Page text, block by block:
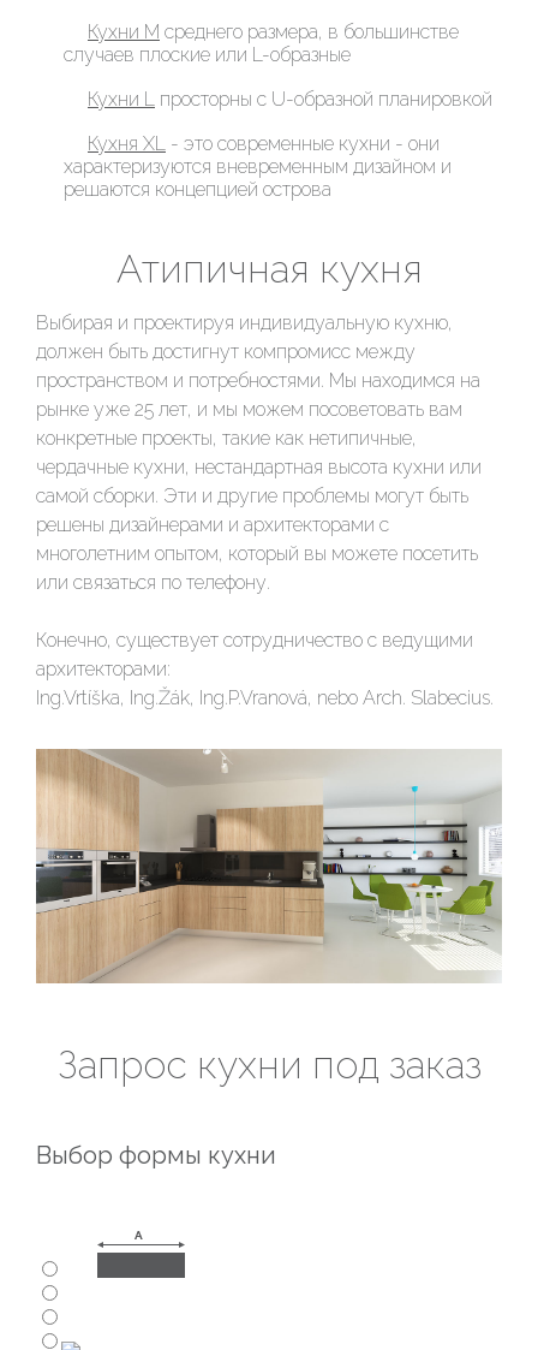
Кухни M среднего размера, в большинстве
случаев плоские или L-образные
Кухни L просторны с U-образной планировкой
Кухня XL - это современные кухни - они
характеризуются вневременным дизайном и
решаются концепцией острова
Атипичная кухня
Выбирая и проектируя индивидуальную кухню,
должен быть достигнут компромисс между
пространством и потребностями. Мы находимся на
рынке уже 25 лет, и мы можем посоветовать вам
конкретные проекты, такие как нетипичные,
чердачные кухни, нестандартная высота кухни или
самой сборки. Эти и другие проблемы могут быть
решены дизайнерами и архитекторами с
многолетним опытом, который вы можете посетить
или связаться по телефону.
Конечно, существует сотрудничество с ведущими
архитекторами:
Ing.Vrtíška, Ing.Žák, Ing.P.Vranová, nebo Arch. Slabecius.
Запрос кухни под заказ
Выбор формы кухни